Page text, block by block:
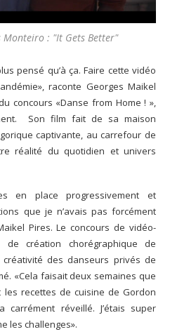
Monteiro : "It Gets Better"
pensé qu’à ça. Faire cette vidéo
raconte Georges Maikel
concours «Danse from Home ! »,
Son film fait de sa maison
captivante, au carrefour de
réalité du quotidien et univers
en place progressivement et
que je n’avais pas forcément
Pires. Le concours de vidéo-
création chorégraphique de
des danseurs privés de
«Cela faisait deux semaines que
recettes de cuisine de Gordon
carrément réveillé. J’étais super
les challenges».